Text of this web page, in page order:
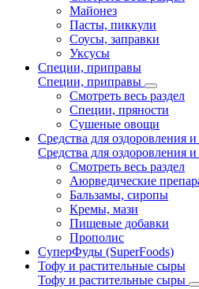
Майонез
Пасты, пиккули
Соусы, заправки
Уксусы
Специи, приправы
Специи, приправы
Смотреть весь раздел
Специи, пряности
Сушеные овощи
Средства для оздоровления
Средства для оздоровления
Смотреть весь раздел
Аюрведические
Бальзамы, сиропы
Кремы, мази
Пищевые добавки
Прополис
СуперФуды (SuperFoods)
Тофу и растительные сыры
Тофу и растительные сыры